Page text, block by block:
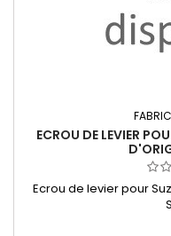
ECROU DE LEVIER
Ecrou de levier pour